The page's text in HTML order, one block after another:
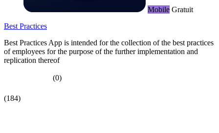
Mobile Gratuit
Best Practices
Best Practices App is intended for the collection of the best practices
of employees for the purpose of the further implementation and
replication thereof
(0)
(184)